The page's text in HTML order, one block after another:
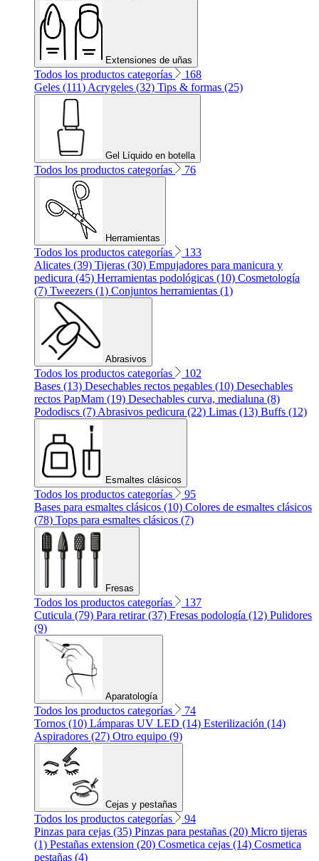
Extensiones de uñas
Todos los productos categorías
168
Geles (111) Acrygeles (32) Tips & formas (25)
Gel Líquido en botella
Todos los productos categorías 76
Herramientas
Todos los productos categorías
133
Alicates (39) Tijeras (30) Empujadores para manicura y
pedicura (45) Herramientas podológicas (10) Cosmetología
(7) Tweezers (1) Conjuntos herramientas (1)
Abrasivos
Todos los productos categorías
102
Bases (13) Desechables rectos pegables (10) Desechables
rectos PapMam (19) Desechables curva, medialuna (8)
Pododiscs (7) Abrasivos pedicura (22) Limas (13) Buffs (12)
Esmaltes clásicos
Todos los productos categorías
95
Bases para esmaltes clásicos (10) Colores de esmaltes clásicos
(78) Tops para esmaltes clásicos (7)
Fresas
Todos los productos categorías
137
Cuticula (79) Para retirar (37) Fresas podología (12) Pulidores
(9)
Aparatología
Todos los productos categorías
74
Tornos (10) Lámparas UV LED (14) Esterilización (14)
Aspiradores (27) Otro equipo (9)
Cejas y pestañas
Todos los productos categorías
94
Pinzas para cejas (35) Pinzas para pestañas (20) Micro tijeras
(1) Pestañas extension (20) Cosmetica cejas (14) Cosmetica
pestañas (4)